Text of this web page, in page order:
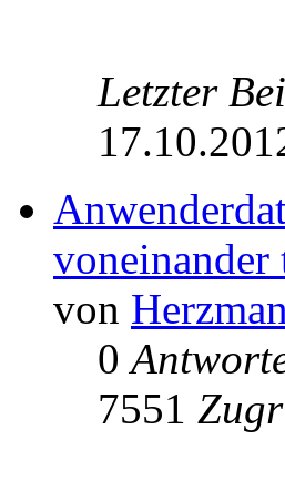
Letzter
voneinander
von
0
7551